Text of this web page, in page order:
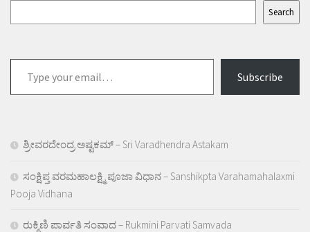
Search
your
email…
Subscribe
ಶ್ರೀವರದೇಂದ್ರ ಅಷ್ಟಕಮ್ – Sri Varadhendra Astakam
ಸಂಕ್ಷಿಪ್ತ ವರಮಹಾಲಕ್ಷ್ಮಿ ಪೂಜಾ ವಿಧಾನ – Sanshikpta Varahamahalaxmi
Pooja Vidhana
ರುಕ್ಮಿಣಿ ಪಾರ್ವತಿ ಸಂವಾದ – Rukmini Parvati Samvada